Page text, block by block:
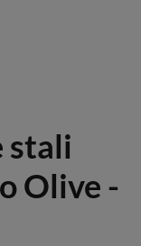
stali
Olive -